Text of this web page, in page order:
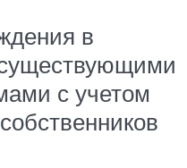
в
с учетом